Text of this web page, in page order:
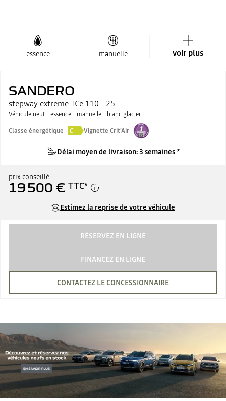
essence manuelle voir plus
SANDERO
stepway extreme TCe 110 - 25
Véhicule neuf - essence - manuelle - blanc glacier
Classe énergétique
C Vignette Crit'Air
Délai moyen de livraison: 3 semaines *
prix conseillé
19 500 € TTC*
Estimez la reprise de votre véhicule
RÉSERVEZ EN LIGNE
FINANCEZ EN LIGNE
CONTACTEZ LE CONCESSIONNAIRE